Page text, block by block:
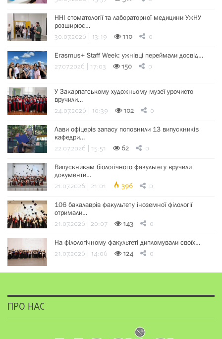
ННІ стоматології та лабораторної медицини УжНУ
розширює…
30.07.2026 | 13:19 110 0
Erasmus+ Staff Week: ужнівці переймали досвід…
27.07.2026 | 17:03 150 0
У Закарпатському художньому музеї урочисто
вручили…
24.07.2026 | 10:39 102 0
Лави офіцерів запасу поповнили 13 випускників
кафедри…
22.07.2026 | 15:51 62 0
Випускникам біологічного факультету вручили
документи…
21.07.2026 | 21:01 396 0
106 бакалаврів факультету іноземної філології
отримали…
21.07.2026 | 20:07 143 0
На філологічному факультеті дипломували своїх…
21.07.2026 | 14:06 124 0
ПРО НАС